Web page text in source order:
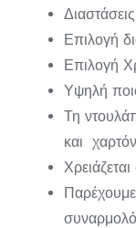
Επιλογή
Επιλογή
Υψηλή
Τη
και
Παρέχουμε